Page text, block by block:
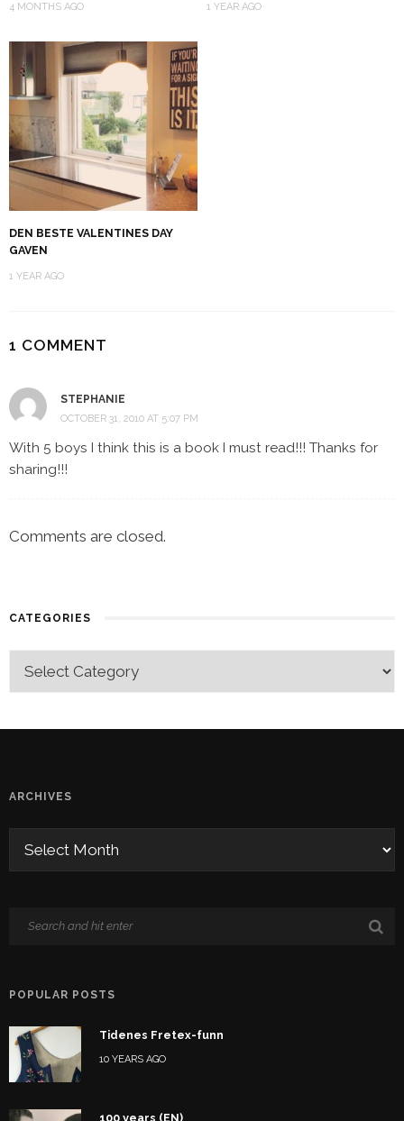
4 MONTHS AGO 1 YEAR AGO
DEN BESTE VALENTINES DAY
GAVEN
1 YEAR AGO
1 COMMENT
STEPHANIE
OCTOBER 31, 2010 AT 5:07 PM
With 5 boys I think this is a book I must read!!! Thanks for
sharing!!!
Comments are closed.
CATEGORIES
ARCHIVES
POPULAR POSTS
Tidenes Fretex-funn
10 YEARS AGO
100 years (EN)